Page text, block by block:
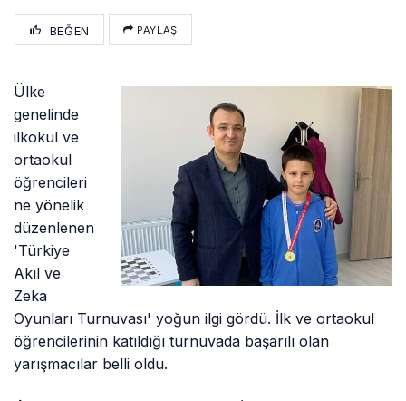
BEĞEN PAYLAŞ
Ülke
genelinde
ilkokul ve
ortaokul
öğrencileri
ne yönelik
düzenlenen
'Türkiye
Akıl ve
Zeka
Oyunları Turnuvası' yoğun ilgi gördü. İlk ve ortaokul
öğrencilerinin katıldığı turnuvada başarılı olan
yarışmacılar belli oldu.